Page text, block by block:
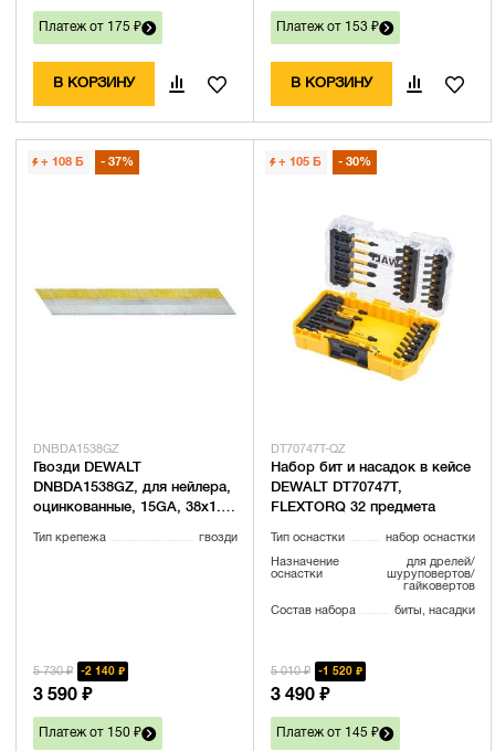
Платеж от 175 ₽
В КОРЗИНУ
Платеж от 153 ₽
В КОРЗИНУ
+ 108 Б 37%
DNBDA1538GZ
Гвозди DEWALT
DNBDA1538GZ, для нейлера,
оцинкованные, 15GA, 38x1.8
Тип крепежа гвозди
5 730 ₽ 2 140 ₽
3 590 ₽
Платеж от 150 ₽
+ 105 Б 30%
DT70747T-QZ
Набор бит и насадок в кейсе
DEWALT DT70747T,
FLEXTORQ 32 предмета
Тип оснастки набор оснастки
Назначение
оснастки
для дрелей/
шуруповертов/
гайковертов
Состав набора биты, насадки
5 010 ₽ 1 520 ₽
3 490 ₽
Платеж от 145 ₽